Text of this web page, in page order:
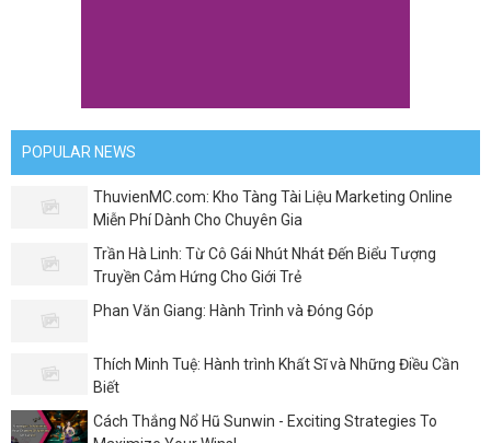
POPULAR NEWS
ThuvienMC.com: Kho Tàng Tài Liệu Marketing Online
Miễn Phí Dành Cho Chuyên Gia
Trần Hà Linh: Từ Cô Gái Nhút Nhát Đến Biểu Tượng
Truyền Cảm Hứng Cho Giới Trẻ
Phan Văn Giang: Hành Trình và Đóng Góp
Thích Minh Tuệ: Hành trình Khất Sĩ và Những Điều Cần
Biết
Cách Thắng Nổ Hũ Sunwin - Exciting Strategies To